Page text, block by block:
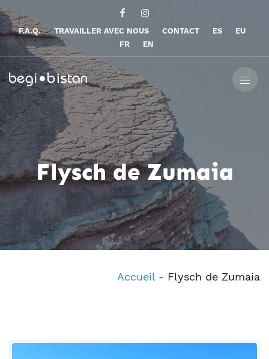
F.A.Q. TRAVAILLER AVEC NOUS CONTACT ES
EU
FR
EN
Flysch de Zumaia
Accueil - Flysch de Zumaia